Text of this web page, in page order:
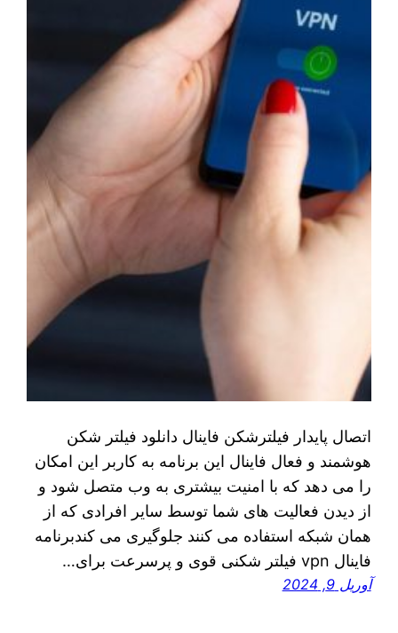
اتصال پایدار فیلترشکن فاینال دانلود فیلتر شکن
هوشمند و فعال فاینال این برنامه به کاربر این امکان
را می دهد که با امنیت بیشتری به وب متصل شود و
از دیدن فعالیت های شما توسط سایر افرادی که از
همان شبکه استفاده می کنند جلوگیری می کندبرنامه
فاینال vpn فیلتر شکنی قوی و پرسرعت برای…
آوریل 9, 2024